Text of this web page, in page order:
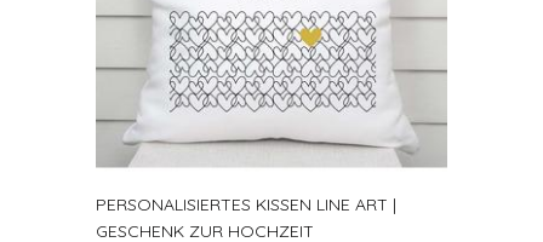
PERSONALISIERTES KISSEN LINE ART |
GESCHENK ZUR HOCHZEIT